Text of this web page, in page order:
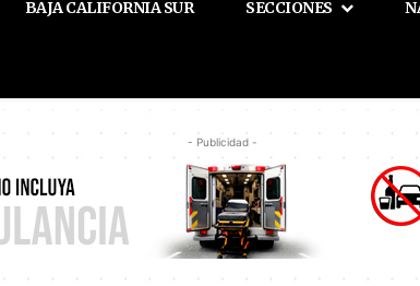
BAJA CALIFORNIA SUR SECCIONES
- Publicidad -